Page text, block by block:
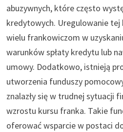
abuzywnych, które często
kredytowych. Uregulowanie
wielu frankowiczom w
warunków spłaty kredytu lub
umowy. Dodatkowo, istnieją
utworzenia funduszy
znalazły się w trudnej sytuacji
wzrostu kursu franka. Takie
oferować wsparcie w postaci